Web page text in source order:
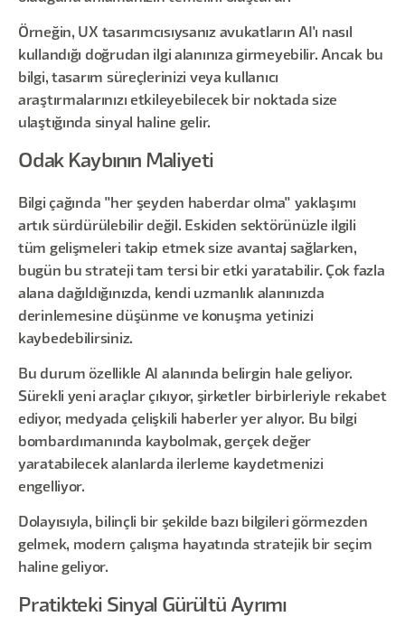
Örneğin, UX tasarımcısıysanız avukatların AI'ı nasıl
kullandığı doğrudan ilgi alanınıza girmeyebilir. Ancak bu
bilgi, tasarım süreçlerinizi veya kullanıcı
araştırmalarınızı etkileyebilecek bir noktada size
ulaştığında sinyal haline gelir.
Odak Kaybının Maliyeti
Bilgi çağında "her şeyden haberdar olma" yaklaşımı
artık sürdürülebilir değil. Eskiden sektörünüzle ilgili
tüm gelişmeleri takip etmek size avantaj sağlarken,
bugün bu strateji tam tersi bir etki yaratabilir. Çok fazla
alana dağıldığınızda, kendi uzmanlık alanınızda
derinlemesine düşünme ve konuşma yetinizi
kaybedebilirsiniz.
Bu durum özellikle AI alanında belirgin hale geliyor.
Sürekli yeni araçlar çıkıyor, şirketler birbirleriyle rekabet
ediyor, medyada çelişkili haberler yer alıyor. Bu bilgi
bombardımanında kaybolmak, gerçek değer
yaratabilecek alanlarda ilerleme kaydetmenizi
engelliyor.
Dolayısıyla, bilinçli bir şekilde bazı bilgileri görmezden
gelmek, modern çalışma hayatında stratejik bir seçim
haline geliyor.
Pratikteki Sinyal Gürültü Ayrımı